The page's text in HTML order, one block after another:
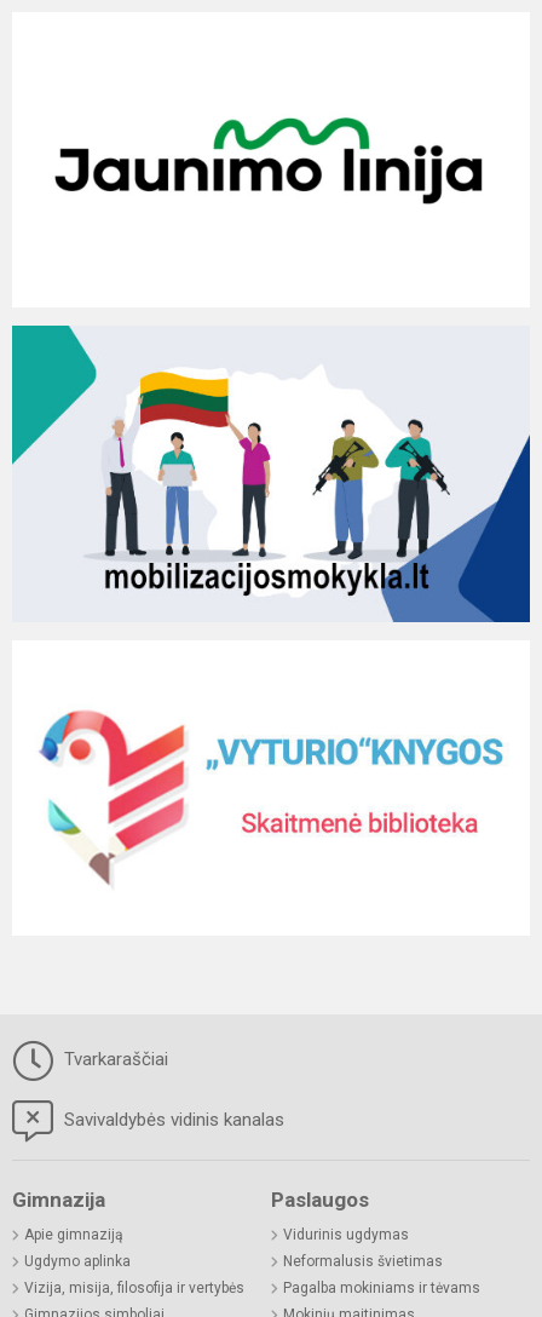
Tvarkaraščiai
Savivaldybės vidinis kanalas
Gimnazija
Apie gimnaziją
Ugdymo aplinka
Vizija, misija, filosofija ir vertybės
Paslaugos
Vidurinis ugdymas
Neformalusis švietimas
Pagalba mokiniams ir tėvams